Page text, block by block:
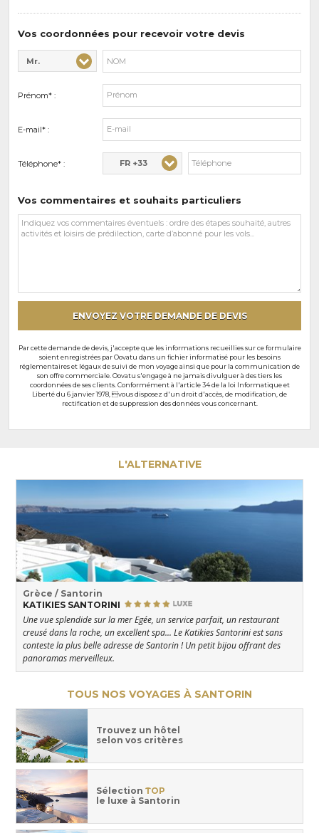
Vos coordonnées pour recevoir votre devis
Civilité* :
Mr.
Nom* :
Prénom* :
E-mail* :
Téléphone* : FR +33
Vos commentaires et souhaits particuliers
Vos
commentaires
ENVOYEZ VOTRE DEMANDE DE DEVIS
Par cette demande de devis, j'accepte que les informations recueillies sur ce formulaire
soient enregistrées par Oovatu dans un fichier informatisé pour les besoins
réglementaires et légaux de suivi de mon voyage ainsi que pour la communication de
son offre commerciale. Oovatu s'engage à ne jamais divulguer à des tiers les
coordonnées de ses clients. Conformément à l'article 34 de la loi Informatique et
Liberté du 6 janvier 1978, vous disposez d'un droit d'accès, de modification, de
rectification et de suppression des données vous concernant.
L'ALTERNATIVE
Grèce / Santorin
KATIKIES SANTORINI
Une vue splendide sur la mer Egée, un service parfait, un restaurant
creusé dans la roche, un excellent spa... Le Katikies Santorini est sans
conteste la plus belle adresse de Santorin ! Un petit bijou offrant des
panoramas merveilleux.
TOUS NOS VOYAGES À SANTORIN
Trouvez un hôtel
selon vos critères
Sélection TOP
le luxe à Santorin